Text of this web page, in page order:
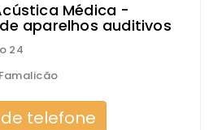
Médica -
aparelhos auditivos
24
telefone